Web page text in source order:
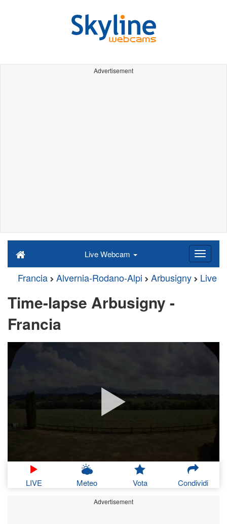
Advertisement
Live Webcam
Francia Alvernia-Rodano-Alpi Arbusigny Live
Time-lapse Arbusigny -
Francia
LIVE Meteo Vota Condividi
Advertisement